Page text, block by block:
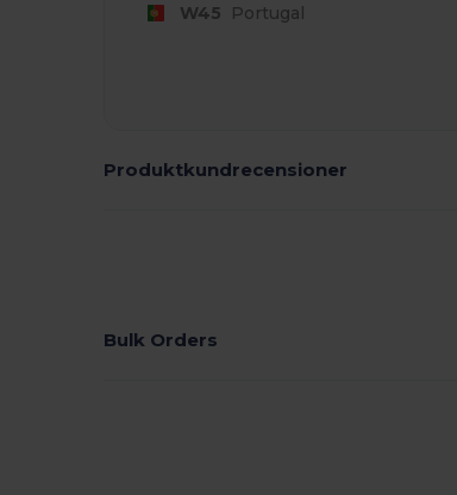
W45 Portugal
Produktkundrecensioner
Bulk Orders